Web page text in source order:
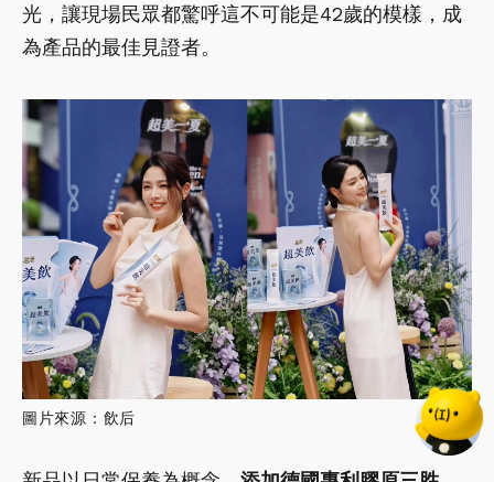
光，讓現場民眾都驚呼這不可能是42歲的模樣，成
為產品的最佳見證者。
圖片來源：飲后